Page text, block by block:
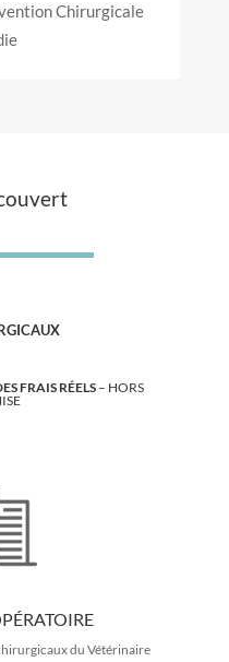
Chirurgicale
FRAIS RÉELS– HORS
du Vétérinaire